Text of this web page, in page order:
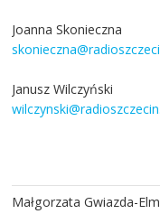
Joanna Skonieczna
Janusz Wilczyński
Małgorzata Gwiazda-